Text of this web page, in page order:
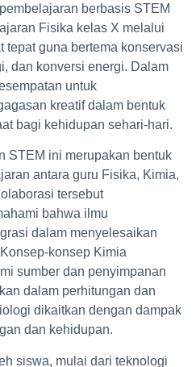
berbasis STEM
Fisika kelas X melalui
tepat guna bertema konservasi
dan konversi energi. Dalam
untuk
kreatif dalam bentuk
bagi kehidupan sehari-hari.
STEM ini merupakan bentuk
antara guru Fisika, Kimia,
tersebut
bahwa ilmu
dalam menyelesaikan
konsep Kimia
sumber dan penyimpanan
dalam perhitungan dan
dikaitkan dengan dampak
dan kehidupan.
siswa, mulai dari teknologi